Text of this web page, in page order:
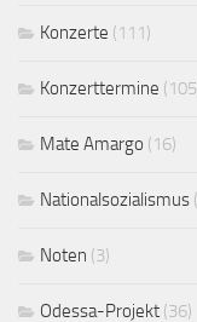
Konzerte (111)
Konzerttermine
Mate Amargo (16)
Nationalsozialismus
Noten (3)
Odessa-Projekt (36)